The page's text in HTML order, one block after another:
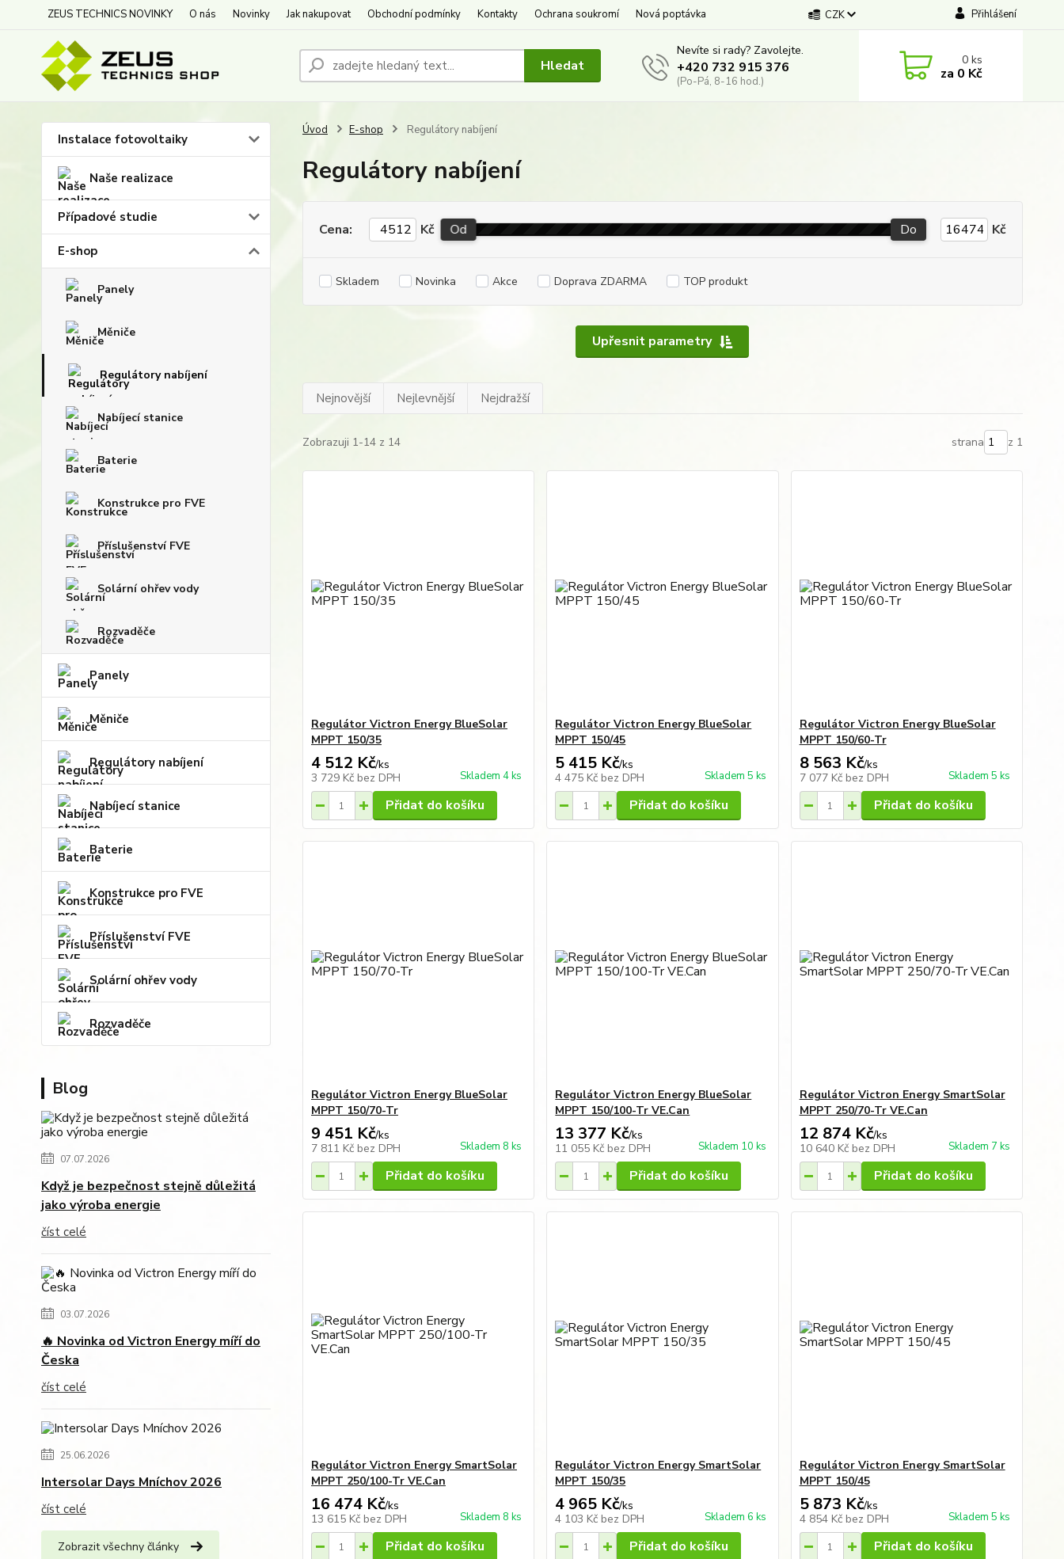
ZEUS TECHNICS NOVINKY O nás Novinky Jak nakupovat Obchodní podmínky Kontakty Ochrana soukromí Nová poptávka CZK Přihlášení
Hledat
Nevíte si rady? Zavolejte.
+420 732 915 376
(Po-Pá, 8-16 hod.)
0ks
za 0 Kč
Instalace fotovoltaiky
Naše realizace
Případové studie
E-shop
Panely
Měniče
Regulátory nabíjení
Nabíjecí stanice
Baterie
Konstrukce pro FVE
Příslušenství FVE
Solární ohřev vody
Rozvaděče
Panely
Měniče
Regulátory nabíjení
Nabíjecí stanice
Baterie
Konstrukce pro FVE
Příslušenství FVE
Solární ohřev vody
Rozvaděče
Blog
07.07.2026
Když je bezpečnost stejně důležitá
jako výroba energie
číst celé
03.07.2026
🔥 Novinka od Victron Energy míří do
Česka
číst celé
25.06.2026
Intersolar Days Mníchov 2026
číst celé
Zobrazit všechny články
Úvod E-shop Regulátory nabíjení
Regulátory nabíjení
Upřesnit parametry
Cena: Kč Od Do Kč
Skladem Novinka Akce Doprava ZDARMA TOP produkt
Nejnovější Nejlevnější Nejdražší
Zobrazuji 1-14 z 14 strana z 1
Regulátor Victron Energy BlueSolar
MPPT 150/35
4 512 Kč/ks
3 729 Kč bez DPH Skladem 4 ks
Přidat do košíku
Regulátor Victron Energy BlueSolar
MPPT 150/45
5 415 Kč/ks
4 475 Kč bez DPH Skladem 5 ks
Přidat do košíku
Regulátor Victron Energy BlueSolar
MPPT 150/60-Tr
8 563 Kč/ks
7 077 Kč bez DPH Skladem 5 ks
Přidat do košíku
Regulátor Victron Energy BlueSolar
MPPT 150/70-Tr
9 451 Kč/ks
7 811 Kč bez DPH Skladem 8 ks
Přidat do košíku
Regulátor Victron Energy BlueSolar
MPPT 150/100-Tr VE.Can
13 377 Kč/ks
11 055 Kč bez DPH Skladem 10 ks
Přidat do košíku
Regulátor Victron Energy SmartSolar
MPPT 250/70-Tr VE.Can
12 874 Kč/ks
10 640 Kč bez DPH Skladem 7 ks
Přidat do košíku
Regulátor Victron Energy SmartSolar
MPPT 250/100-Tr VE.Can
16 474 Kč/ks
13 615 Kč bez DPH Skladem 8 ks
Přidat do košíku
Regulátor Victron Energy SmartSolar
MPPT 150/35
4 965 Kč/ks
4 103 Kč bez DPH Skladem 6 ks
Přidat do košíku
Regulátor Victron Energy SmartSolar
MPPT 150/45
5 873 Kč/ks
4 854 Kč bez DPH Skladem 5 ks
Přidat do košíku